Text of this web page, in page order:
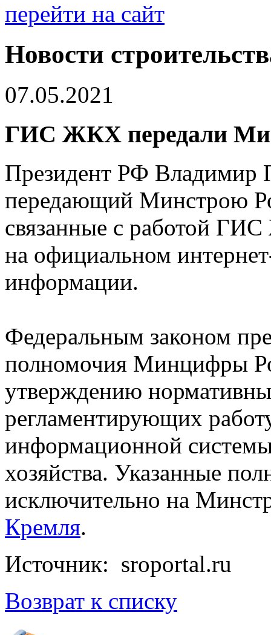
перейти на сайт
Новости
07.05.2021
ГИС ЖКХ передали
Президент РФ Владимир
передающий Минстрою
связанные с работой
на официальном
информации.
Федеральным законом
полномочия Минцифры
утверждению
регламентирующих
информационной
хозяйства. Указанные
исключительно на
Кремля.
Источник: sroportal.ru
Возврат к списку